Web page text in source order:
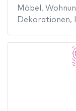
Möbel ,
Dekorationen,